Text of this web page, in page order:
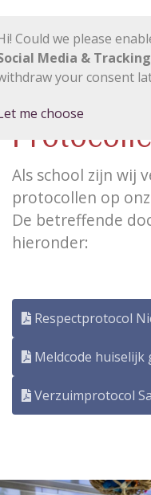
Als school zijn wij
protocollen op
De betreffende
hieronder:
Respectprotocol
Meldcode huiselijk
Verzuimprotocol
Could we please
Media & Tracking
your consent
me choose